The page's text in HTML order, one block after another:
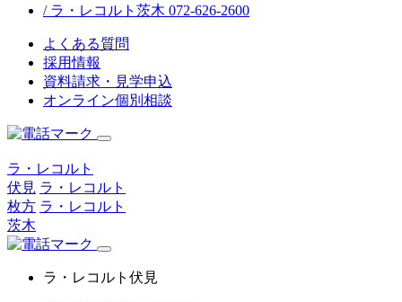
/ ラ・レコルト茨木 072-626-2600
よくある質問
採用情報
資料請求・見学申込
オンライン個別相談
ラ・レコルト
伏見 ラ・レコルト
枚方 ラ・レコルト
茨木
ラ・レコルト伏見